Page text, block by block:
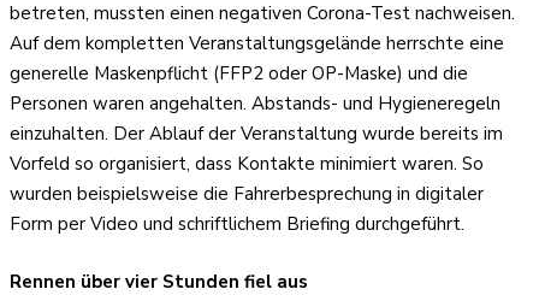
betreten, mussten einen negativen Corona-Test nachweisen.
Auf dem kompletten Veranstaltungsgelände herrschte eine
generelle Maskenpflicht (FFP2 oder OP-Maske) und die
Personen waren angehalten. Abstands- und Hygieneregeln
einzuhalten. Der Ablauf der Veranstaltung wurde bereits im
Vorfeld so organisiert, dass Kontakte minimiert waren. So
wurden beispielsweise die Fahrerbesprechung in digitaler
Form per Video und schriftlichem Briefing durchgeführt.
Rennen über vier Stunden fiel aus